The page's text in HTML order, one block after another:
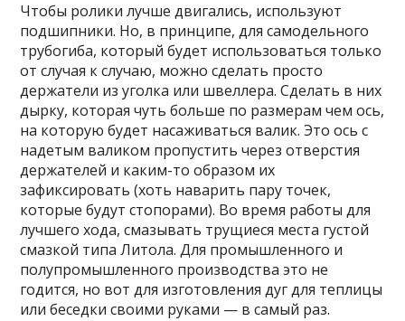
Чтобы ролики лучше двигались, используют
подшипники. Но, в принципе, для самодельного
трубогиба, который будет использоваться только
от случая к случаю, можно сделать просто
держатели из уголка или швеллера. Сделать в них
дырку, которая чуть больше по размерам чем ось,
на которую будет насаживаться валик. Это ось с
надетым валиком пропустить через отверстия
держателей и каким-то образом их
зафиксировать (хоть наварить пару точек,
которые будут стопорами). Во время работы для
лучшего хода, смазывать трущиеся места густой
смазкой типа Литола. Для промышленного и
полупромышленного производства это не
годится, но вот для изготовления дуг для теплицы
или беседки своими руками — в самый раз.